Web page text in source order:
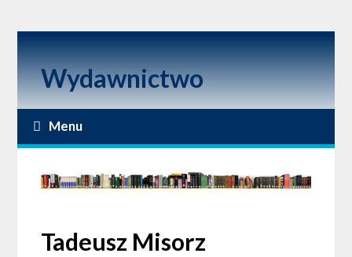
Wydawnictwo
Menu
Tadeusz Misorz